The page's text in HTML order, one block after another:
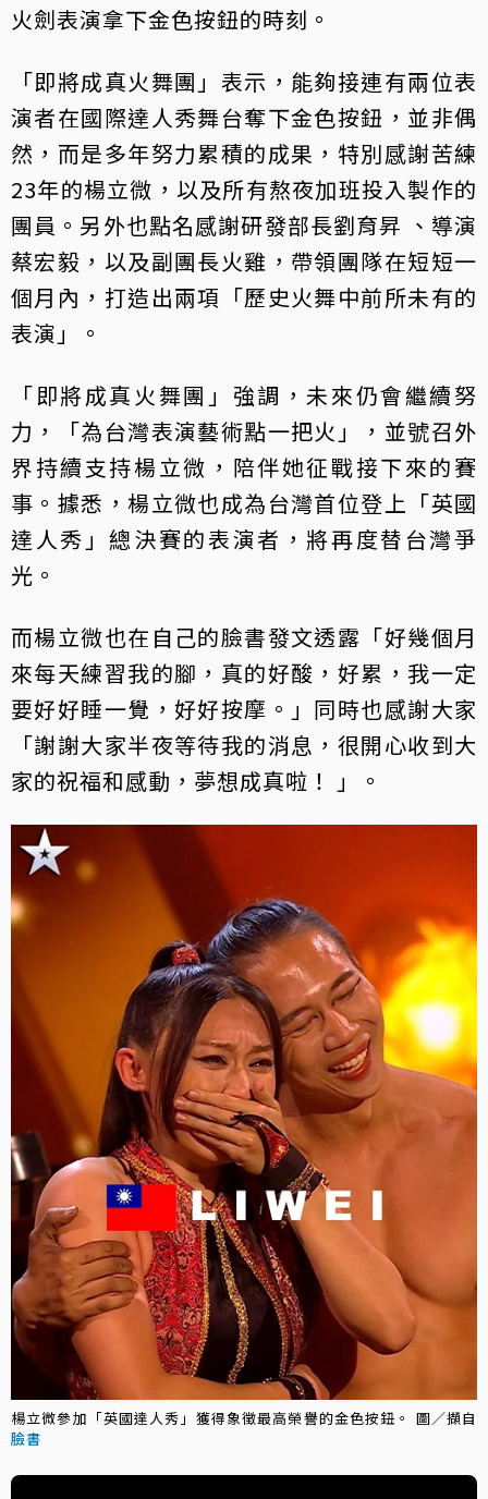
火劍表演拿下金色按鈕的時刻。
「即將成真火舞團」表示，能夠接連有兩位表
演者在國際達人秀舞台奪下金色按鈕，並非偶
然，而是多年努力累積的成果，特別感謝苦練
23年的楊立微，以及所有熬夜加班投入製作的
團員。另外也點名感謝研發部長劉育昇 、導演
蔡宏毅，以及副團長火雞，帶領團隊在短短一
個月內，打造出兩項「歷史火舞中前所未有的
表演」。
「即將成真火舞團」強調，未來仍會繼續努
力，「為台灣表演藝術點一把火」，並號召外
界持續支持楊立微，陪伴她征戰接下來的賽
事。據悉，楊立微也成為台灣首位登上「英國
達人秀」總決賽的表演者，將再度替台灣爭
光。
而楊立微也在自己的臉書發文透露「好幾個月
來每天練習我的腳，真的好酸，好累，我一定
要好好睡一覺，好好按摩。」同時也感謝大家
「謝謝大家半夜等待我的消息，很開心收到大
家的祝福和感動，夢想成真啦！ 」。
楊立微參加「英國達人秀」獲得象徵最高榮譽的金色按鈕。 圖／擷自
臉書